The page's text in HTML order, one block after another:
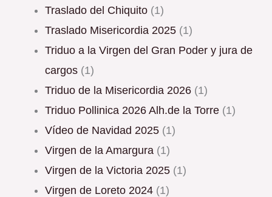
Traslado del Chiquito (1)
Traslado Misericordia 2025 (1)
triduo a la Virgen del Gran Poder y jura de
cargos (1)
Triduo de la Misericordia 2026 (1)
Triduo Pollinica 2026 Alh.de la Torre (1)
Vídeo de Navidad 2025 (1)
Virgen de la Amargura (1)
Virgen de la Victoria 2025 (1)
Virgen de Loreto 2024 (1)